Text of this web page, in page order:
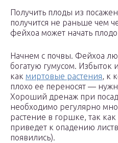
Получить плоды из
получится не раньше чем
фейхоа может начать
Начнем с почвы. Фейхоа
богатую гумусом. Избыток
как миртовые растения, к
плохо ее переносят —
Хороший дренаж при
необходимо регулярно
растение в горшке, так
приведет к опадению
появились).